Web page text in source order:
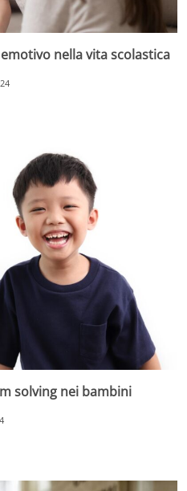
nella vita scolastica
solving nei bambini